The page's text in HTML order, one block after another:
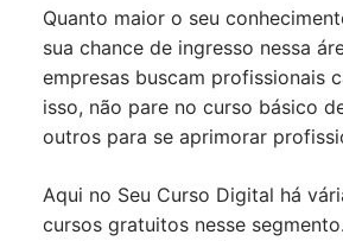
Quanto maior o seu
sua chance de ingresso nessa
empresas buscam profissionais
isso, não pare no curso básico
outros para se aprimorar
Aqui no Seu Curso Digital há
cursos gratuitos nesse